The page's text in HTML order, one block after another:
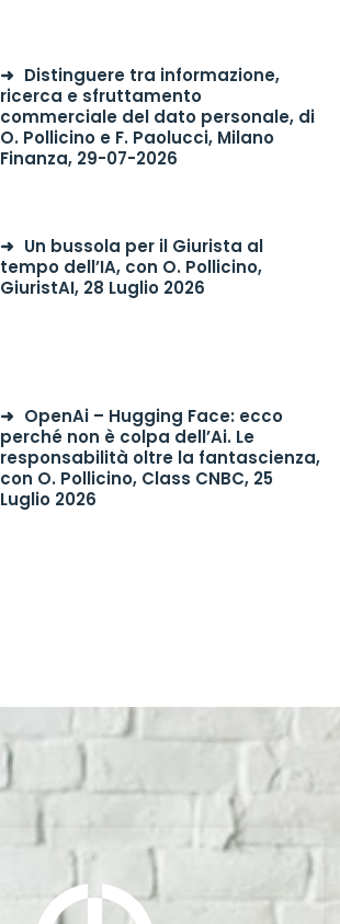
Distinguere tra informazione,
ricerca e sfruttamento
commerciale del dato personale, di
O. Pollicino e F. Paolucci, Milano
Finanza, 29-07-2026
Un bussola per il Giurista al
tempo dell’IA, con O. Pollicino,
GiuristAI, 28 Luglio 2026
OpenAi – Hugging Face: ecco
perché non è colpa dell’Ai. Le
responsabilità oltre la fantascienza,
con O. Pollicino, Class CNBC, 25
Luglio 2026